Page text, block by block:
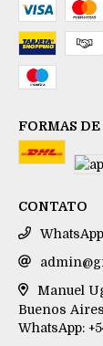
FORMAS
CONTATO
Manuel
Buenos
WhatsApp: